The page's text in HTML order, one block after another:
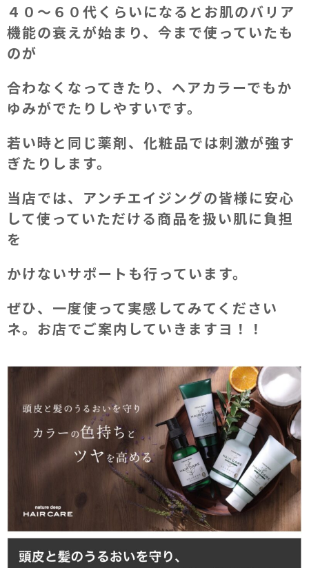
４０～６０代くらいになるとお肌のバリア
機能の衰えが始まり、今まで使っていたも
のが
合わなくなってきたり、ヘアカラーでもか
ゆみがでたりしやすいです。
若い時と同じ薬剤、化粧品では刺激が強す
ぎたりします。
当店では、アンチエイジングの皆様に安心
して使っていただける商品を扱い肌に負担
を
かけないサポートも行っています。
ぜひ、一度使って実感してみてください
ネ。お店でご案内していきますヨ！！